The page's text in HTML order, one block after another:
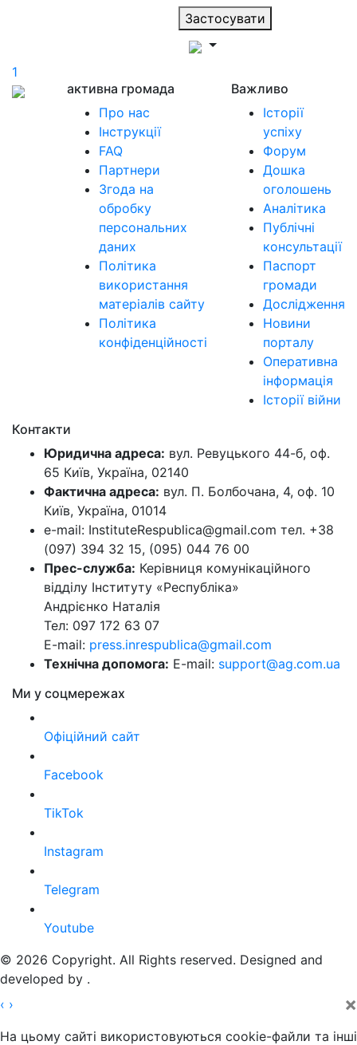
Застосувати
1
активна громада
Про нас
Інструкції
FAQ
Партнери
Згода на
обробку
персональних
даних
Політика
використання
матеріалів сайту
Політика
конфіденційності
Важливо
Історії
успіху
Форум
Дошка
оголошень
Аналітика
Публічні
консультації
Паспорт
громади
Дослідження
Новини
порталу
Оперативна
інформація
Історії війни
Контакти
Юридична адреса: вул. Ревуцького 44-б, оф.
65 Київ, Україна, 02140
Фактична адреса: вул. П. Болбочана, 4, оф. 10
Київ, Україна, 01014
e-mail: InstituteRespublica@gmail.com тел. +38
(097) 394 32 15, (095) 044 76 00
Прес-служба: Керівниця комунікаційного
відділу Інституту «Республіка»
Андрієнко Наталія
Тел: 097 172 63 07
E-mail: press.inrespublica@gmail.com
Технічна допомога: E-mail: support@ag.com.ua
Ми у соцмережах
Офіційний сайт
Facebook
TikTok
Instagram
Telegram
Youtube
© 2026 Copyright. All Rights reserved. Designed and
developed by .
‹ › ×
На цьому сайті використовуються cookie-файли та інші